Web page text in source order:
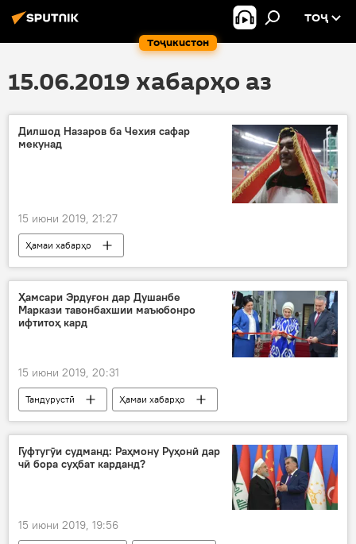
Тоҷикистон
ТОҶ
15.06.2019 хабарҳо аз
Дилшод Назаров ба Чехия сафар
мекунад
15 июни 2019, 21:27
Ҳамаи хабарҳо
Навигариҳои варзиши Тоҷикистон
Дар Тоҷикистон
Ҳамсари Эрдуғон дар Душанбе
Маркази тавонбахшии маъюбонро
ифтитоҳ кард
15 июни 2019, 20:31
Тандурустӣ
Ҳамаи хабарҳо
Дар Тоҷикистон
Гуфтугӯи судманд: Раҳмону Руҳонӣ дар
чӣ бора суҳбат карданд?
15 июни 2019, 19:56